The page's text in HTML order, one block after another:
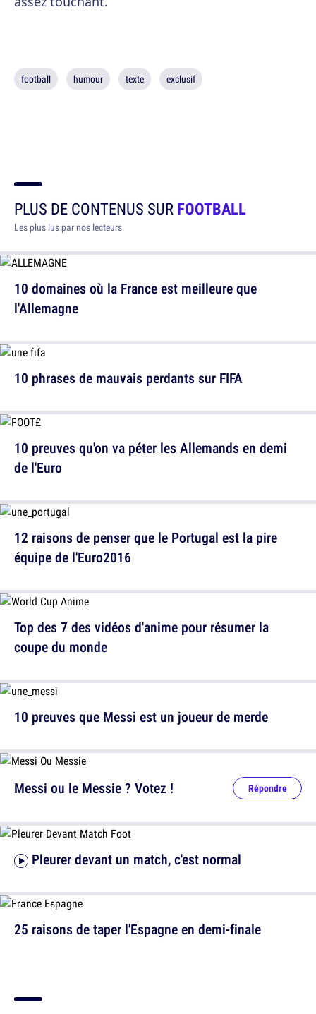
football humour texte exclusif
PLUS DE CONTENUS SURFOOTBALL
Les plus lus par nos lecteurs
10 domaines où la France est meilleure que
l'Allemagne
10 preuves qu'on va péter les Allemands en demi
de l'Euro
Top des 7 des vidéos d'anime pour résumer la
coupe du monde
Messi ou le Messie ? Votez ! Répondre
25 raisons de taper l'Espagne en demi-finale
10 phrases de mauvais perdants sur FIFA
12 raisons de penser que le Portugal est la pire
équipe de l'Euro2016
10 preuves que Messi est un joueur de merde
Pleurer devant un match, c'est normal